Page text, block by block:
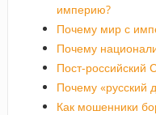
империю?
Почему мир с
Почему
Пост-российский
Почему «русский
Как мошенники